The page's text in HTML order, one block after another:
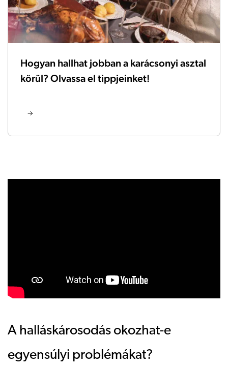
Hogyan hallhat jobban a karácsonyi asztal
körül? Olvassa el tippjeinket!
A halláskárosodás okozhat-e
egyensúlyi problémákat?